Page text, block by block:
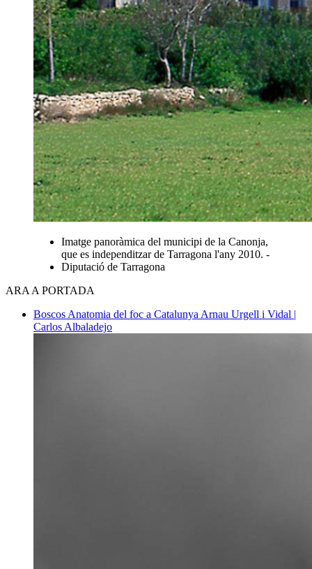
Imatge panoràmica del municipi de la Canonja,
que es independitzar de Tarragona l'any 2010. -
Diputació de Tarragona
ARA A PORTADA
Boscos Anatomia del foc a Catalunya Arnau Urgell i Vidal |
Carlos Albaladejo